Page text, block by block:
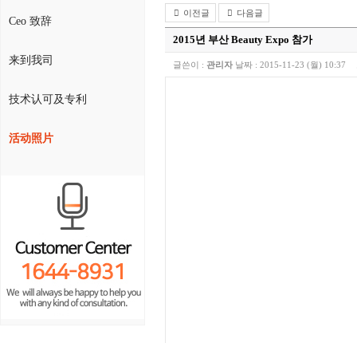
Ceo 致辞
来到我司
技术认可及专利
活动照片
이전글 다음글
2015년 부산 Beauty Expo 참가
글쓴이 : 관리자 날짜 : 2015-11-23 (월) 10:37